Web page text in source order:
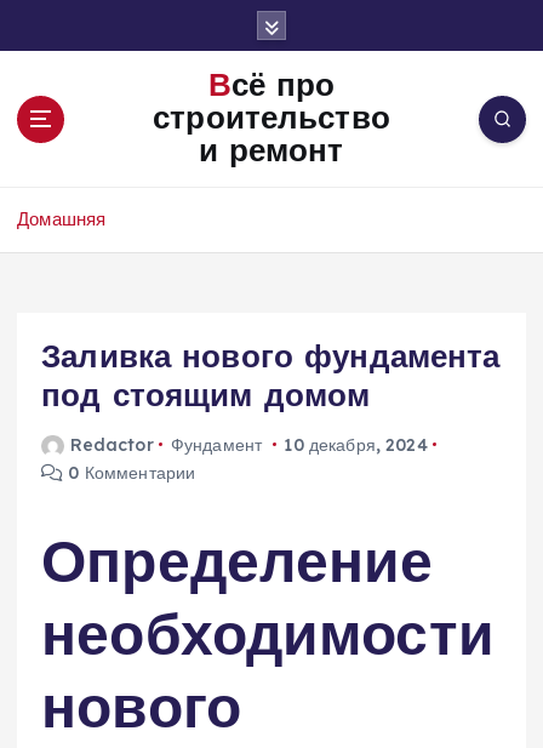
Всё про
строительство
и ремонт
Домашняя
Заливка нового фундамента
под стоящим домом
Redactor Фундамент
10 декабря, 2024
0 Комментарии
Определение
необходимости
нового